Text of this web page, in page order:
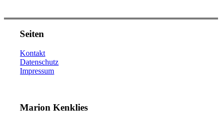
Seiten
Kontakt
Datenschutz
Impressum
Marion Kenklies